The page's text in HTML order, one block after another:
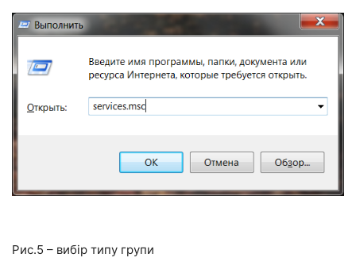
Рис.5 – вибір типу групи